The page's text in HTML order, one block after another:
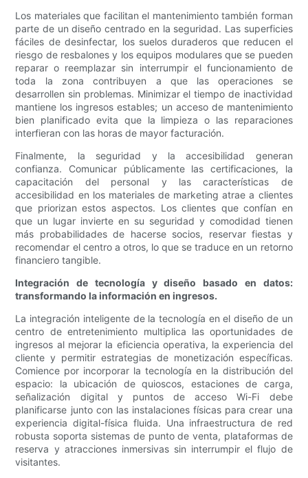
Los materiales que facilitan el mantenimiento también forman
parte de un diseño centrado en la seguridad. Las superficies
fáciles de desinfectar, los suelos duraderos que reducen el
riesgo de resbalones y los equipos modulares que se pueden
reparar o reemplazar sin interrumpir el funcionamiento de
toda la zona contribuyen a que las operaciones se
desarrollen sin problemas. Minimizar el tiempo de inactividad
mantiene los ingresos estables; un acceso de mantenimiento
bien planificado evita que la limpieza o las reparaciones
interfieran con las horas de mayor facturación.
Finalmente, la seguridad y la accesibilidad generan
confianza. Comunicar públicamente las certificaciones, la
capacitación del personal y las características de
accesibilidad en los materiales de marketing atrae a clientes
que priorizan estos aspectos. Los clientes que confían en
que un lugar invierte en su seguridad y comodidad tienen
más probabilidades de hacerse socios, reservar fiestas y
recomendar el centro a otros, lo que se traduce en un retorno
financiero tangible.
Integración de tecnología y diseño basado en datos:
transformando la información en ingresos.
La integración inteligente de la tecnología en el diseño de un
centro de entretenimiento multiplica las oportunidades de
ingresos al mejorar la eficiencia operativa, la experiencia del
cliente y permitir estrategias de monetización específicas.
Comience por incorporar la tecnología en la distribución del
espacio: la ubicación de quioscos, estaciones de carga,
señalización digital y puntos de acceso Wi-Fi debe
planificarse junto con las instalaciones físicas para crear una
experiencia digital-física fluida. Una infraestructura de red
robusta soporta sistemas de punto de venta, plataformas de
reserva y atracciones inmersivas sin interrumpir el flujo de
visitantes.